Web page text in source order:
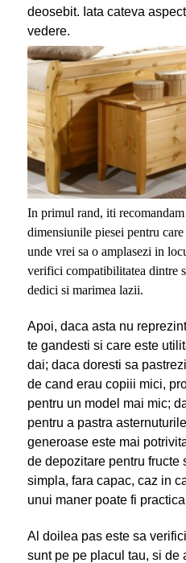
deosebit. Iata cateva
vedere.
In primul rand, iti
dimensiunile piesei pentru
unde vrei sa o amplasezi in
verifici compatibilitatea dintre
dedici si marimea lazii.
Apoi, daca asta nu
te gandesti si care este
dai; daca doresti sa
de cand erau copiii mici,
pentru un model mai mic;
pentru a pastra
generoase este mai
de depozitare pentru fructe
simpla, fara capac, caz in
unui maner poate fi
Al doilea pas este sa
sunt pe pe placul tau, si de